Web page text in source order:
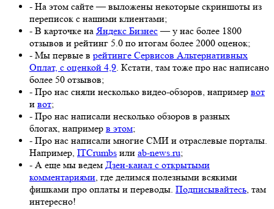
- На этом сайте — выложены некоторые скриншоты из
переписок с нашими клиентами;
- В карточке наЯндекс Бизнес— у нас более 1800
отзывов и рейтинг 5.0 по итогам более 2000 оценок;
- Мы первые в рейтинге Сервисов Альтернативных
Оплат, с оценкой 4,9. Кстати, там тоже про нас написано
более 50 отзывов;
- Про нас сняли несколько видео-обзоров, например вот
и вот;
- Про нас написали несколько обзоров в разных
блогах, например в этом;
- Про нас написали многие СМИ и отраслевые порталы.
Например, ITCrumbs или ab-news.ru;
- А еще мы ведем Дзен-канал с открытыми
комментариями, где делимся полезными всякими
фишками про оплаты и переводы. Подписывайтесь, там
интересно!